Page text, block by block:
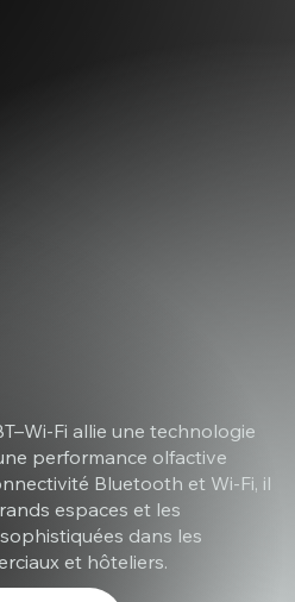
Fi allie une technologie
performance olfactive
Bluetooth et Wi-Fi, il
espaces et les
dans les
et hôteliers.